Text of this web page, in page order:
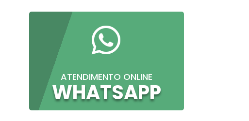

ATENDIMENTO ONLINE
WHATSAPP